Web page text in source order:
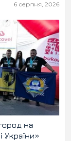
6 серпня, 2026
на
України»